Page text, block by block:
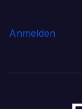
Anmelden